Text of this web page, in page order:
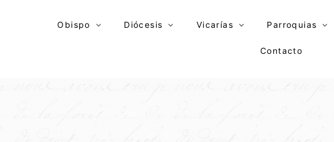
Obispo Diócesis Vicarías Parroquias
Contacto